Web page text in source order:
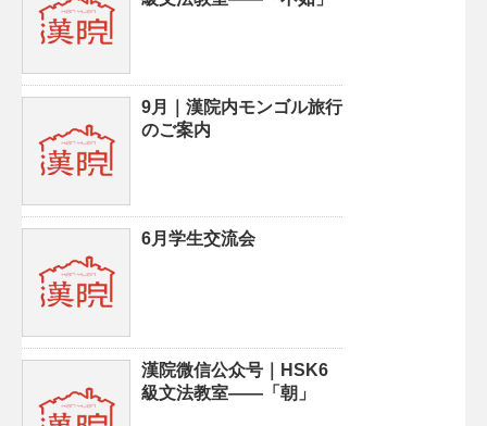
9月｜漢院内モンゴル旅行
のご案内
6月学生交流会
漢院微信公众号｜HSK6
級文法教室——「朝」